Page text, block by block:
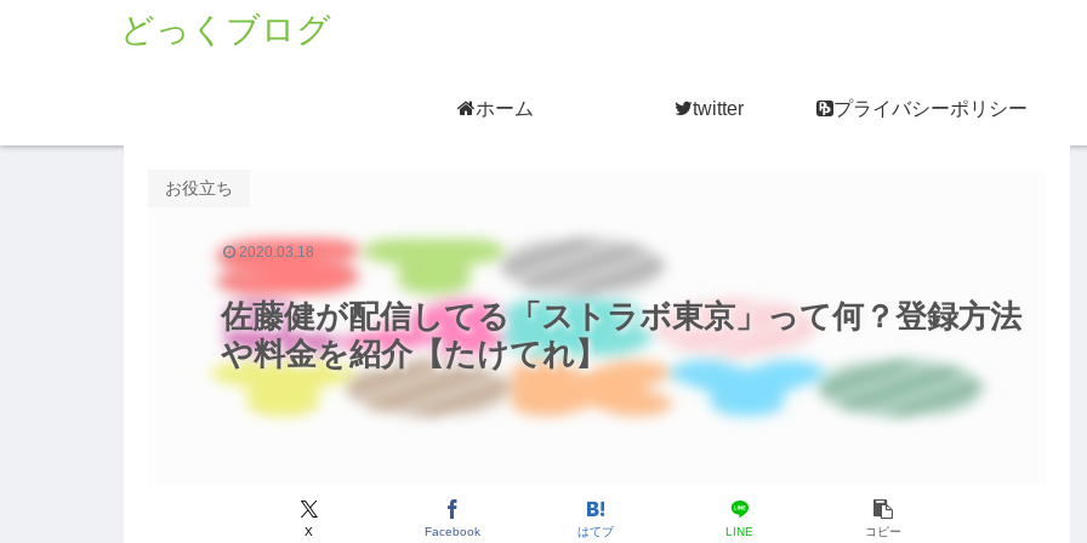
どっくブログ
ホーム twitter プライバシーポリシー
佐藤健が配信してる「ストラボ東京」って何？登録方法
や料金を紹介【たけてれ】
お役立ち
X Facebook はてブ LINE コピー
2020.03.18